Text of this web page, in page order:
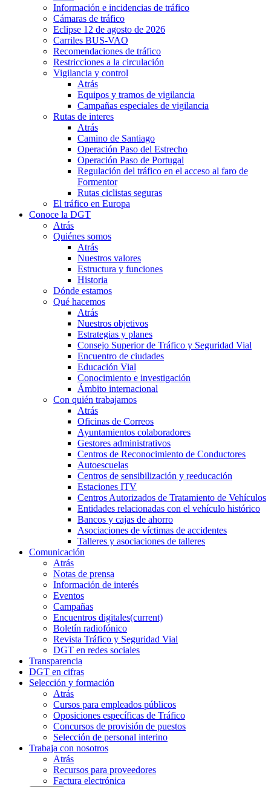
Información e incidencias de tráfico
Cámaras de tráfico
Eclipse 12 de agosto de 2026
Carriles BUS-VAO
Recomendaciones de tráfico
Restricciones a la circulación
Vigilancia y control
Atrás
Equipos y tramos de vigilancia
Campañas especiales de vigilancia
Rutas de interes
Atrás
Camino de Santiago
Operación Paso del Estrecho
Operación Paso de Portugal
Regulación del tráfico en el acceso al faro de
Formentor
Rutas ciclistas seguras
El tráfico en Europa
Conoce la DGT
Atrás
Quiénes somos
Atrás
Nuestros valores
Estructura y funciones
Historia
Dónde estamos
Qué hacemos
Atrás
Nuestros objetivos
Estrategias y planes
Consejo Superior de Tráfico y Seguridad Vial
Encuentro de ciudades
Educación Vial
Conocimiento e investigación
Ámbito internacional
Con quién trabajamos
Atrás
Oficinas de Correos
Ayuntamientos colaboradores
Gestores administrativos
Centros de Reconocimiento de Conductores
Autoescuelas
Centros de sensibilización y reeducación
Estaciones ITV
Centros Autorizados de Tratamiento de Vehículos
Entidades relacionadas con el vehículo histórico
Bancos y cajas de ahorro
Asociaciones de víctimas de accidentes
Talleres y asociaciones de talleres
Comunicación
Atrás
Notas de prensa
Información de interés
Eventos
Campañas
Encuentros digitales(current)
Boletín radiofónico
Revista Tráfico y Seguridad Vial
DGT en redes sociales
Transparencia
DGT en cifras
Selección y formación
Atrás
Cursos para empleados públicos
Oposiciones específicas de Tráfico
Concursos de provisión de puestos
Selección de personal interino
Trabaja con nosotros
Atrás
Recursos para proveedores
Factura electrónica